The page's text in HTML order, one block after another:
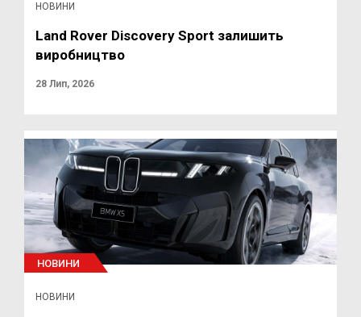
НОВИНИ
Land Rover Discovery Sport залишить
виробництво
28 Лип, 2026
НОВИНИ
НОВИНИ